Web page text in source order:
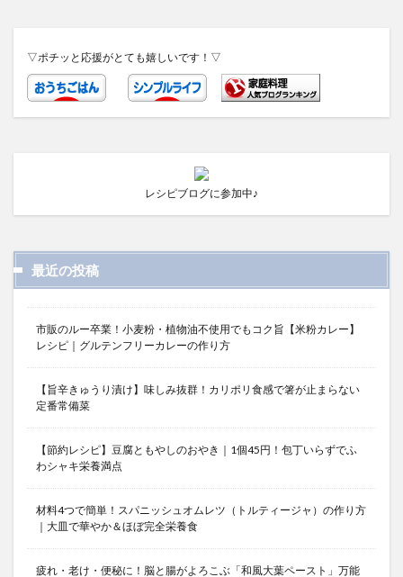
▽ポチッと応援がとても嬉しいです！▽
レシピブログに参加中♪
最近の投稿
市販のルー卒業！小麦粉・植物油不使用でもコク旨【米粉カレー】
レシピ｜グルテンフリーカレーの作り方
【旨辛きゅうり漬け】味しみ抜群！カリポリ食感で箸が止まらない
定番常備菜
【節約レシピ】豆腐ともやしのおやき｜1個45円！包丁いらずでふ
わシャキ栄養満点
材料4つで簡単！スパニッシュオムレツ（トルティージャ）の作り方
｜大皿で華やか＆ほぼ完全栄養食
疲れ・老け・便秘に！脳と腸がよろこぶ「和風大葉ペースト」万能